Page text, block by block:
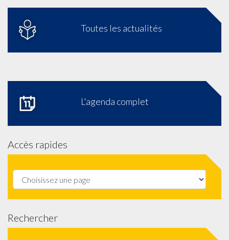
Toutes les actualités
L'agenda complet
Accès rapides
Rechercher